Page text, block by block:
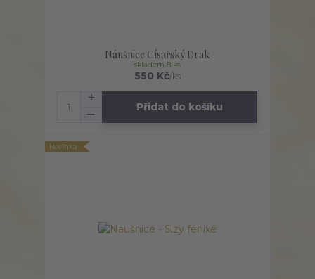
Náušnice Císařský Drak
550 Kč/ks
skladem 8 ks
Přidat do košíku
Novinka